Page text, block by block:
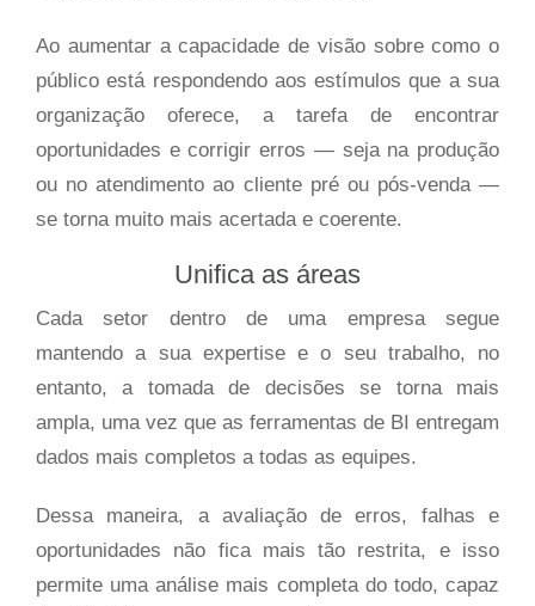
Ao aumentar a capacidade de visão sobre como o
público está respondendo aos estímulos que a sua
organização oferece, a tarefa de encontrar
oportunidades e corrigir erros — seja na produção
ou no atendimento ao cliente pré ou pós-venda —
se torna muito mais acertada e coerente.
Unifica as áreas
Cada setor dentro de uma empresa segue
mantendo a sua expertise e o seu trabalho, no
entanto, a tomada de decisões se torna mais
ampla, uma vez que as ferramentas de BI entregam
dados mais completos a todas as equipes.
Dessa maneira, a avaliação de erros, falhas e
oportunidades não fica mais tão restrita, e isso
permite uma análise mais completa do todo, capaz